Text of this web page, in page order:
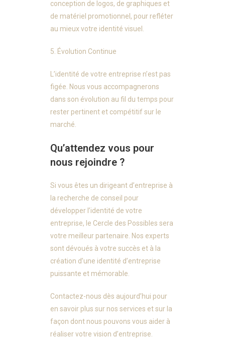
conception de logos, de graphiques et
de matériel promotionnel, pour refléter
au mieux votre identité visuel.
5. Évolution Continue
L’identité de votre entreprise n’est pas
figée. Nous vous accompagnerons
dans son évolution au fil du temps pour
rester pertinent et compétitif sur le
marché.
Qu’attendez vous pour
nous rejoindre ?
Si vous êtes un dirigeant d’entreprise à
la recherche de conseil pour
développer l’identité de votre
entreprise, le Cercle des Possibles sera
votre meilleur partenaire. Nos experts
sont dévoués à votre succès et à la
création d’une identité d’entreprise
puissante et mémorable.
Contactez-nous dès aujourd’hui pour
en savoir plus sur nos services et sur la
façon dont nous pouvons vous aider à
réaliser votre vision d’entreprise.